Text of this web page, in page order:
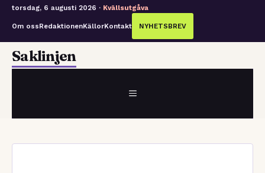
torsdag, 6 augusti 2026 · Kvällsutgåva
Om ossRedaktionenKällorKontakt NYHETSBREV
Hoppa
Saklinjen
MENY